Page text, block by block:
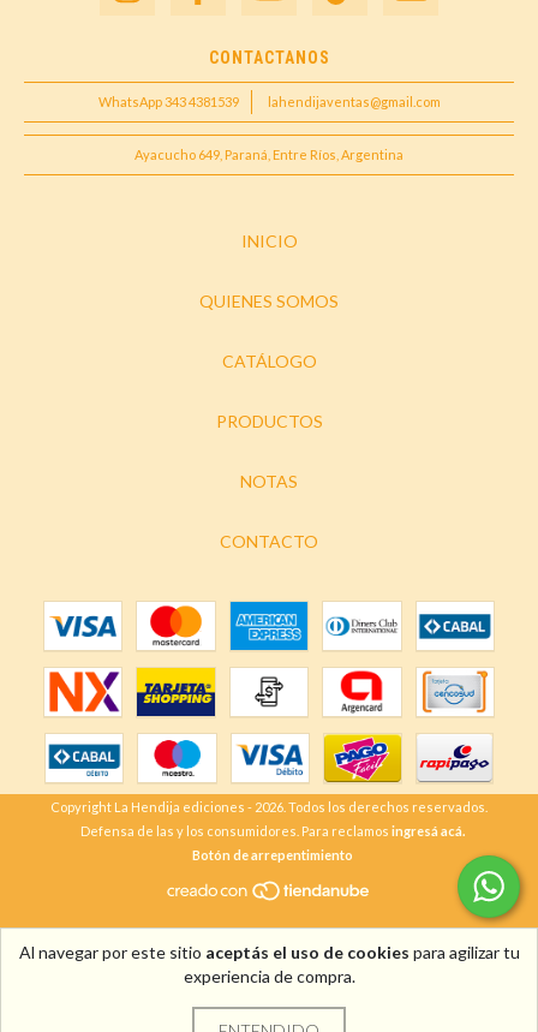
Al navegar por este sitio aceptás el uso de cookies para agilizar tu
experiencia de compra.
CONTACTANOS
WhatsApp 343 4381539 lahendijaventas@gmail.com
Ayacucho 649, Paraná, Entre Ríos, Argentina
INICIO
QUIENES SOMOS
CATÁLOGO
PRODUCTOS
NOTAS
CONTACTO
Copyright La Hendija ediciones - 2026. Todos los derechos reservados.
Defensa de las y los consumidores. Para reclamos ingresá acá.
Botón de arrepentimiento